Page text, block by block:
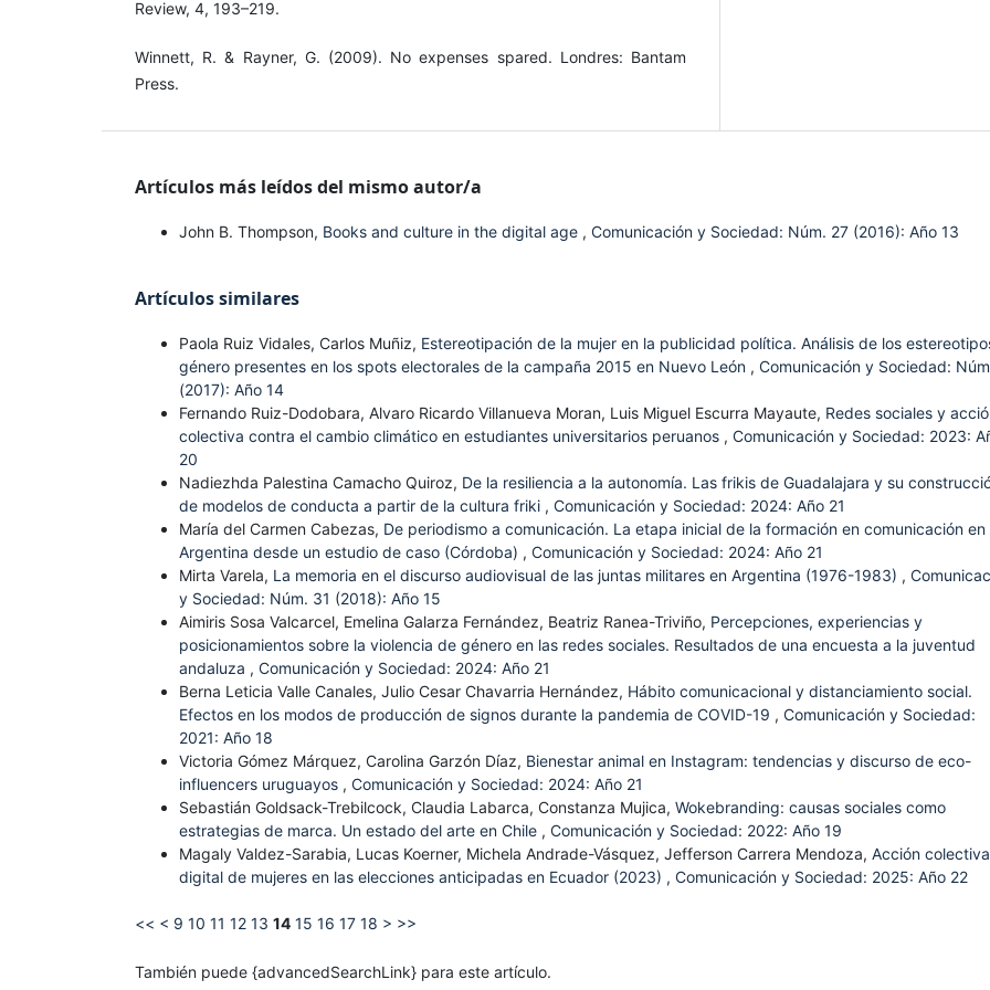
Review, 4, 193–219.
Winnett, R. & Rayner, G. (2009). No expenses spared. Londres: Bantam
Press.
Artículos más leídos del mismo autor/a
John B. Thompson, Books and culture in the digital age , Comunicación y Sociedad: Núm. 27 (2016): Año 13
Artículos similares
Paola Ruiz Vidales, Carlos Muñiz, Estereotipación de la mujer en la publicidad política. Análisis de los
género presentes en los spots electorales de la campaña 2015 en Nuevo León , Comunicación y Sociedad:
(2017): Año 14
Fernando Ruiz-Dodobara, Alvaro Ricardo Villanueva Moran, Luis Miguel Escurra Mayaute, Redes sociales y
colectiva contra el cambio climático en estudiantes universitarios peruanos , Comunicación y Sociedad: 2023:
20
Nadiezhda Palestina Camacho Quiroz, De la resiliencia a la autonomía. Las frikis de Guadalajara y su
de modelos de conducta a partir de la cultura friki , Comunicación y Sociedad: 2024: Año 21
María del Carmen Cabezas, De periodismo a comunicación. La etapa inicial de la formación en comunicación en
Argentina desde un estudio de caso (Córdoba) , Comunicación y Sociedad: 2024: Año 21
Mirta Varela, La memoria en el discurso audiovisual de las juntas militares en Argentina (1976-1983) ,
y Sociedad: Núm. 31 (2018): Año 15
Aimiris Sosa Valcarcel, Emelina Galarza Fernández, Beatriz Ranea-Triviño, Percepciones, experiencias y
posicionamientos sobre la violencia de género en las redes sociales. Resultados de una encuesta a la juventud
andaluza , Comunicación y Sociedad: 2024: Año 21
Berna Leticia Valle Canales, Julio Cesar Chavarria Hernández, Hábito comunicacional y distanciamiento social.
Efectos en los modos de producción de signos durante la pandemia de COVID-19 , Comunicación y Sociedad:
2021: Año 18
Victoria Gómez Márquez, Carolina Garzón Díaz, Bienestar animal en Instagram: tendencias y discurso de eco-
influencers uruguayos , Comunicación y Sociedad: 2024: Año 21
Sebastián Goldsack-Trebilcock, Claudia Labarca, Constanza Mujica, Wokebranding: causas sociales como
estrategias de marca. Un estado del arte en Chile , Comunicación y Sociedad: 2022: Año 19
Magaly Valdez-Sarabia, Lucas Koerner, Michela Andrade-Vásquez, Jefferson Carrera Mendoza, Acción
digital de mujeres en las elecciones anticipadas en Ecuador (2023) , Comunicación y Sociedad: 2025: Año 22
<< < 9 10 11 12 13 14 15 16 17 18 > >>
También puede {advancedSearchLink} para este artículo.